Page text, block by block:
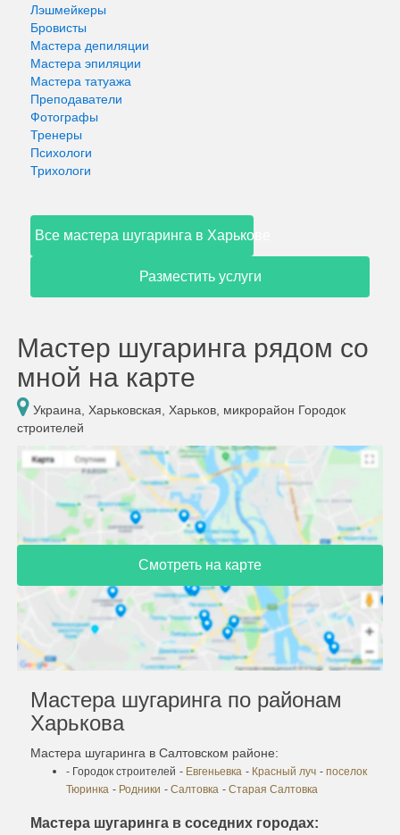
Лэшмейкеры
Бровисты
Мастера депиляции
Мастера эпиляции
Мастера татуажа
Преподаватели
Фотографы
Тренеры
Психологи
Трихологи
Все мастера шугаринга в Харькове
Разместить услуги
Мастер шугаринга рядом со
мной на карте
Украина, Харьковская, Харьков, микрорайон Городок
строителей
Смотреть на карте
Мастера шугаринга по районам
Харькова
Мастера шугаринга в Салтовском районе:
- Городок строителей - Евгеньевка - Красный луч - поселок
Тюринка - Родники - Салтовка - Старая Салтовка
Мастера шугаринга в соседних городах: